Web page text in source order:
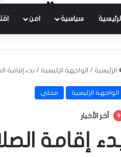
الرئيسية سياسية امن
الرئيسية / الواجهة الرئيسية / بدء إقامة
الواجهة الرئيسية محلي
أخر الأخبار
إقامة